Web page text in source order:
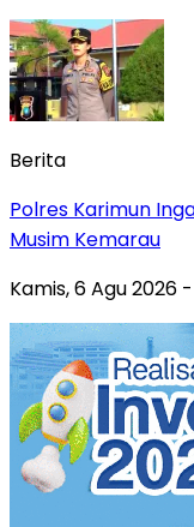
Berita
Polres Karimun
Musim Kemarau
Kamis, 6 Agu 2026